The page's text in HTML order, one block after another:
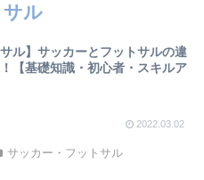
ル
サル】サッカーとフットサルの違
【基礎知識・初心者・スキルア
2022.03.02
サッカー・フットサル